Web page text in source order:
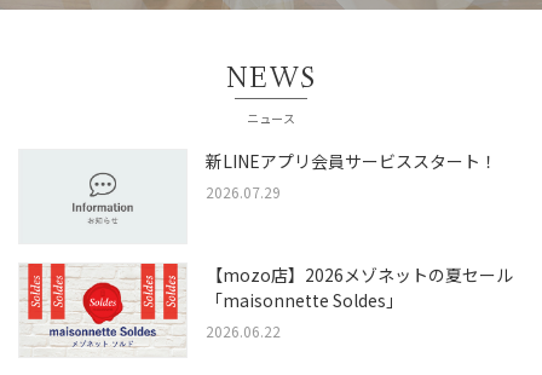
NEWS
ニュース
新LINEアプリ会員サービススタート！
2026.07.29
【mozo店】2026メゾネットの夏セール
「maisonnette Soldes」
2026.06.22